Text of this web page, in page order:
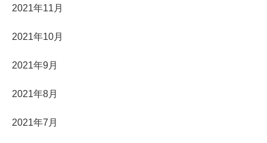
2021年11月
2021年10月
2021年9月
2021年8月
2021年7月